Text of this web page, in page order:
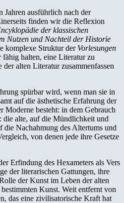
Jahren ausführlich nach der
finden wir die Reflexion
der klassischen
Nutzen und Nachteil der Historie
komplexe Struktur der Vorlesungen
halten, eine Literatur zu
alten Literatur zusammenfassen
spürbar wird, wenn man sie in
auf die ästhetische Erfahrung der
besteht: in dem Gebrauch
die alte, auf die Mündlichkeit und
die Nachahmung des Altertums und
von denen jede ihre Gesetze
Erfindung des Hexameters als Vers
der literarischen Gattungen, ihre
der Kunst im Leben der alten
Kunst. Weit entfernt von
das eine zivilisatorische Kraft hat